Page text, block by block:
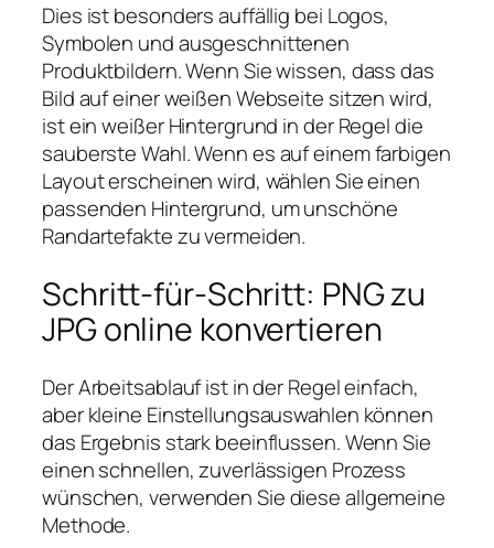
Dies ist besonders auffällig bei Logos,
Symbolen und ausgeschnittenen
Produktbildern. Wenn Sie wissen, dass das
Bild auf einer weißen Webseite sitzen wird,
ist ein weißer Hintergrund in der Regel die
sauberste Wahl. Wenn es auf einem farbigen
Layout erscheinen wird, wählen Sie einen
passenden Hintergrund, um unschöne
Randartefakte zu vermeiden.
Schritt-für-Schritt: PNG zu
JPG online konvertieren
Der Arbeitsablauf ist in der Regel einfach,
aber kleine Einstellungsauswahlen können
das Ergebnis stark beeinflussen. Wenn Sie
einen schnellen, zuverlässigen Prozess
wünschen, verwenden Sie diese allgemeine
Methode.